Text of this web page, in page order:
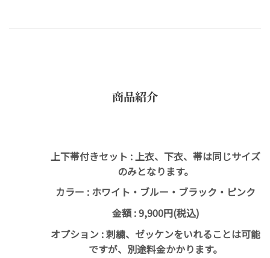
商品紹介
上下帯付きセット : 上衣、下衣、帯は同じサイズ
のみとなります。
カラー : ホワイト・ブルー・ブラック・ピンク
金額: 9,900円(税込)
オプション : 刺繍、ゼッケンをいれることは可能
ですが、別途料金かかります。